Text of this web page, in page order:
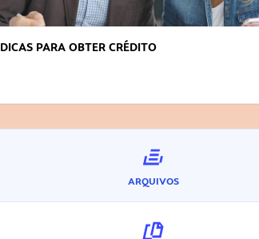
FAÇA A DIFERENÇA: SEJA SUSTENTÁVEL, SEJA
ARQUIVOS